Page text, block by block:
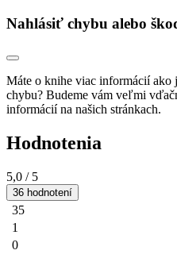
Nahlásiť chybu alebo
Máte o knihe viac informácií ako
chybu? Budeme vám veľmi
informácií na našich stránkach.
Hodnotenia
5,0 / 5
36 hodnotení
35
1
0